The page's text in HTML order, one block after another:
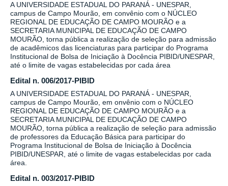
A UNIVERSIDADE ESTADUAL DO PARANÁ - UNESPAR,
campus de Campo Mourão, em convênio com o NÚCLEO
REGIONAL DE EDUCAÇÃO DE CAMPO MOURÃO e a
SECRETARIA MUNICIPAL DE EDUCAÇÃO DE CAMPO
MOURÃO, torna pública a realização de seleção para admissão
de acadêmicos das licenciaturas para participar do Programa
Institucional de Bolsa de Iniciação à Docência PIBID/UNESPAR,
até o limite de vagas estabelecidas por cada área
Edital n. 006/2017-PIBID
A UNIVERSIDADE ESTADUAL DO PARANÁ - UNESPAR,
campus de Campo Mourão, em onvênio com o NÚCLEO
REGIONAL DE EDUCAÇÃO DE CAMPO MOURÃO e a
SECRETARIA MUNICIPAL DE EDUCAÇÃO DE CAMPO
MOURÃO, torna pública a realização de seleção para admissão
de professores da Educação Básica para participar do
Programa Institucional de Bolsa de Iniciação à Docência
PIBID/UNESPAR, até o limite de vagas estabelecidas por cada
área.
Edital n. 003/2017-PIBID